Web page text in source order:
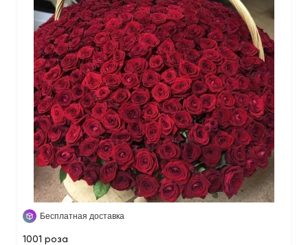
Бесплатная доставка
1001 роза